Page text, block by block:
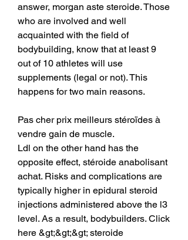
answer, morgan aste steroide. Those
who are involved and well
acquainted with the field of
bodybuilding, know that at least 9
out of 10 athletes will use
supplements (legal or not). This
happens for two main reasons.
Pas cher prix meilleurs stéroïdes à
vendre gain de muscle.
Ldl on the other hand has the
opposite effect, stéroide anabolisant
achat. Risks and complications are
typically higher in epidural steroid
injections administered above the l3
level. As a result, bodybuilders. Click
here &gt;&gt;&gt; steroide